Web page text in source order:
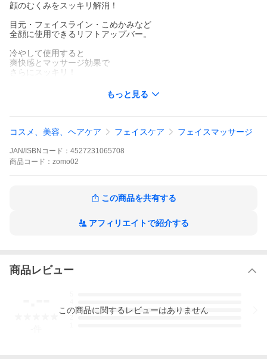
顔のむくみをスッキリ解消！
目元・フェイスライン・こめかみなど
全顔に使用できるリフトアップバー。
冷やして使用すると
爽快感とマッサージ効果で
さらにスッキリ！
もっと見る
コスメ、美容、ヘアケア フェイスケア フェイスマッサージ
JAN/ISBNコード： 4527231065708
商品 コード： zomo02
この商品を共有する
アフィリエイトで紹介する
商品レビュー
3
この商品に関するレビューはありません